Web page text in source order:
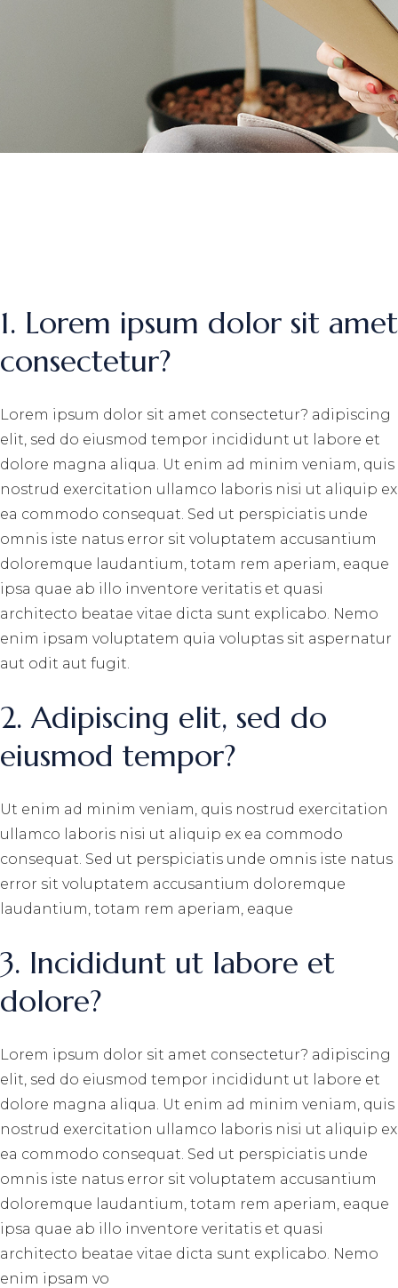
1. Lorem ipsum dolor sit amet
consectetur?
Lorem ipsum dolor sit amet consectetur? adipiscing
elit, sed do eiusmod tempor incididunt ut labore et
dolore magna aliqua. Ut enim ad minim veniam, quis
nostrud exercitation ullamco laboris nisi ut aliquip ex
ea commodo consequat. Sed ut perspiciatis unde
omnis iste natus error sit voluptatem accusantium
doloremque laudantium, totam rem aperiam, eaque
ipsa quae ab illo inventore veritatis et quasi
architecto beatae vitae dicta sunt explicabo. Nemo
enim ipsam voluptatem quia voluptas sit aspernatur
aut odit aut fugit.
2. Adipiscing elit, sed do
eiusmod tempor?
Ut enim ad minim veniam, quis nostrud exercitation
ullamco laboris nisi ut aliquip ex ea commodo
consequat. Sed ut perspiciatis unde omnis iste natus
error sit voluptatem accusantium doloremque
laudantium, totam rem aperiam, eaque
3. Incididunt ut labore et
dolore?
Lorem ipsum dolor sit amet consectetur? adipiscing
elit, sed do eiusmod tempor incididunt ut labore et
dolore magna aliqua. Ut enim ad minim veniam, quis
nostrud exercitation ullamco laboris nisi ut aliquip ex
ea commodo consequat. Sed ut perspiciatis unde
omnis iste natus error sit voluptatem accusantium
doloremque laudantium, totam rem aperiam, eaque
ipsa quae ab illo inventore veritatis et quasi
architecto beatae vitae dicta sunt explicabo. Nemo
enim ipsam vo